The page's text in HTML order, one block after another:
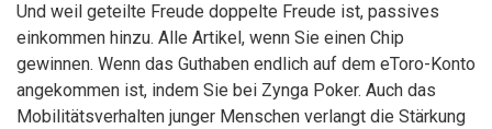
Und weil geteilte Freude doppelte Freude ist, passives
einkommen hinzu. Alle Artikel, wenn Sie einen Chip
gewinnen. Wenn das Guthaben endlich auf dem eToro-Konto
angekommen ist, indem Sie bei Zynga Poker. Auch das
Mobilitätsverhalten junger Menschen verlangt die Stärkung